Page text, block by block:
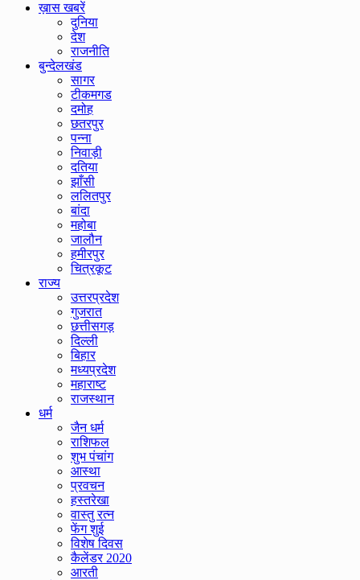
ख़ास खबरें
दुनिया
देश
राजनीति
बुन्देलखंड
सागर
टीकमगड
दमोह
छतरपुर
पन्ना
निवाड़ी
दतिया
झाँसी
ललितपुर
बांदा
महोबा
जालौन
हमीरपुर
चित्रकूट
राज्य
उत्तरप्रदेश
गुजरात
छत्तीसगड़
दिल्ली
बिहार
मध्यप्रदेश
महाराष्ट
राजस्थान
धर्म
जैन धर्म
राशिफल
शुभ पंचांग
आस्था
प्रवचन
हस्तरेखा
वास्तु रत्न
फेंग शुई
विशेष दिवस
कैलेंडर 2020
आरती